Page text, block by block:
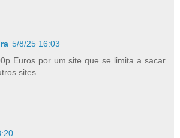
5/8/25 16:03
Euros por um site que se limita a sacar
sites...